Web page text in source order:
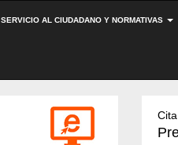
SERVICIO AL CIUDADANO Y NORMATIVAS
Cita